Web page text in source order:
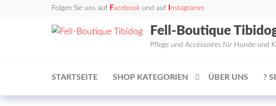
Folgen Sie uns auf Facebook und auf nstagramm
Fell-Boutique
Pflege und Accessoires für Hunde und
STARTSEITE SHOP KATEGORIEN ÜBER UNS ?